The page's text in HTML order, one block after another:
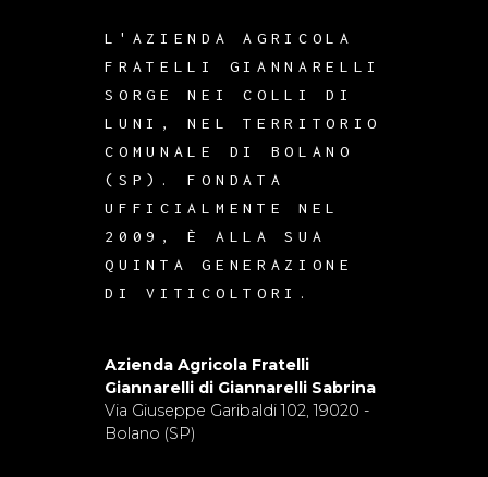
L'AZIENDA AGRICOLA
FRATELLI GIANNARELLI
SORGE NEI COLLI DI
LUNI, NEL TERRITORIO
COMUNALE DI BOLANO
(SP). FONDATA
UFFICIALMENTE NEL
2009, È ALLA SUA
QUINTA GENERAZIONE
DI VITICOLTORI.
Azienda Agricola Fratelli
Giannarelli di Giannarelli Sabrina
Via Giuseppe Garibaldi 102, 19020 -
Bolano (SP)